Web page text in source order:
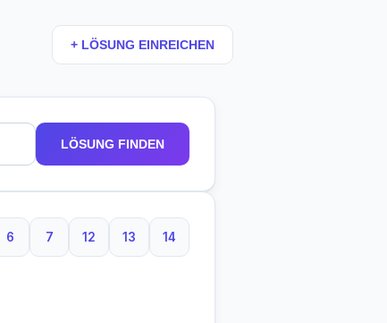
+ LÖSUNG EINREICHEN
LÖSUNG FINDEN
6
6 Buchstaben
7
7 Buchstaben
12
12 Buchstaben
13
13 Buchstaben
14
14 Buchstaben